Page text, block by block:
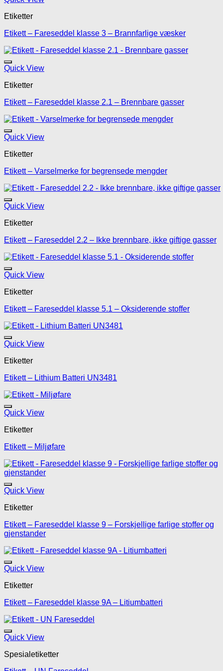
Etiketter
Etikett – Fareseddel klasse 3 – Brannfarlige væsker
Quick View
Etiketter
Etikett – Fareseddel klasse 2.1 – Brennbare gasser
Quick View
Etiketter
Etikett – Varselmerke for begrensede mengder
Quick View
Etiketter
Etikett – Fareseddel 2.2 – Ikke brennbare, ikke giftige gasser
Quick View
Etiketter
Etikett – Fareseddel klasse 5.1 – Oksiderende stoffer
Quick View
Etiketter
Etikett – Lithium Batteri UN3481
Quick View
Etiketter
Etikett – Miljøfare
Quick View
Etiketter
Etikett – Fareseddel klasse 9 – Forskjellige farlige stoffer og
gjenstander
Quick View
Etiketter
Etikett – Fareseddel klasse 9A – Litiumbatteri
Quick View
Spesialetiketter